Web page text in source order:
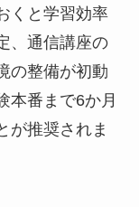
くと学習効率
、通信講座の
の整備が初動
本番まで6か月
が推奨されま